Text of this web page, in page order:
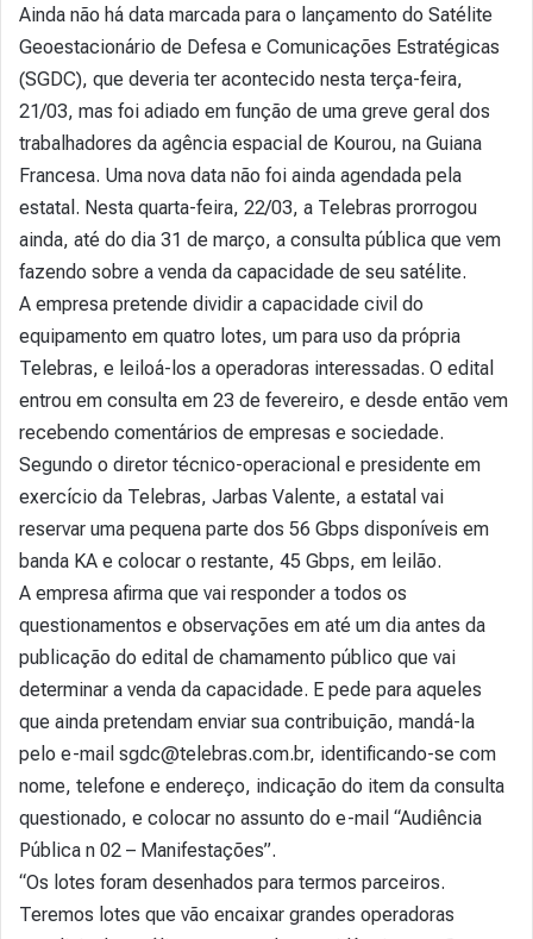
Ainda não há data marcada para o lançamento do Satélite
Geoestacionário de Defesa e Comunicações Estratégicas
(SGDC), que deveria ter acontecido nesta terça-feira,
21/03, mas foi adiado em função de uma greve geral dos
trabalhadores da agência espacial de Kourou, na Guiana
Francesa. Uma nova data não foi ainda agendada pela
estatal. Nesta quarta-feira, 22/03, a Telebras prorrogou
ainda, até do dia 31 de março, a consulta pública que vem
fazendo sobre a venda da capacidade de seu satélite.
A empresa pretende dividir a capacidade civil do
equipamento em quatro lotes, um para uso da própria
Telebras, e leiloá-los a operadoras interessadas. O edital
entrou em consulta em 23 de fevereiro, e desde então vem
recebendo comentários de empresas e sociedade.
Segundo o diretor técnico-operacional e presidente em
exercício da Telebras, Jarbas Valente, a estatal vai
reservar uma pequena parte dos 56 Gbps disponíveis em
banda KA e colocar o restante, 45 Gbps, em leilão.
A empresa afirma que vai responder a todos os
questionamentos e observações em até um dia antes da
publicação do edital de chamamento público que vai
determinar a venda da capacidade. E pede para aqueles
que ainda pretendam enviar sua contribuição, mandá-la
pelo e-mail sgdc@telebras.com.br, identificando-se com
nome, telefone e endereço, indicação do item da consulta
questionado, e colocar no assunto do e-mail “Audiência
Pública n 02 – Manifestações”.
“Os lotes foram desenhados para termos parceiros.
Teremos lotes que vão encaixar grandes operadoras